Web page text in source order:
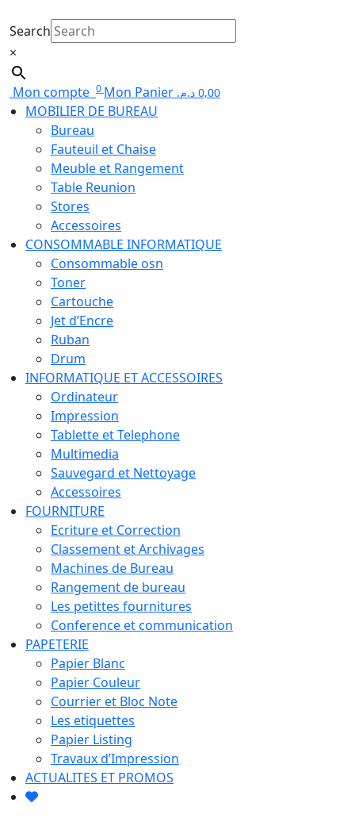
Search
×
Mon compte 0 Mon Panier 0,00 د.م.
MOBILIER DE BUREAU
Bureau
Fauteuil et Chaise
Meuble et Rangement
Table Reunion
Stores
Accessoires
CONSOMMABLE INFORMATIQUE
Consommable osn
Toner
Cartouche
Jet d’Encre
Ruban
Drum
INFORMATIQUE ET ACCESSOIRES
Ordinateur
Impression
Tablette et Telephone
Multimedia
Sauvegard et Nettoyage
Accessoires
FOURNITURE
Ecriture et Correction
Classement et Archivages
Machines de Bureau
Rangement de bureau
Les petittes fournitures
Conference et communication
PAPETERIE
Papier Blanc
Papier Couleur
Courrier et Bloc Note
Les etiquettes
Papier Listing
Travaux d’Impression
ACTUALITES ET PROMOS